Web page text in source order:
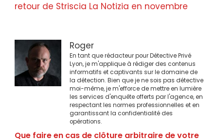
retour de Striscia La Notizia en novembre
Roger
En tant que rédacteur pour Détective Privé
Lyon, je m'applique à rédiger des contenus
informatifs et captivants sur le domaine de
la détection. Bien que je ne sois pas détective
moi-même, je m'efforce de mettre en lumière
les services d'enquête offerts par l'agence, en
respectant les normes professionnelles et en
garantissant la confidentialité des
opérations.
Que faire en cas de clôture arbitraire de votre